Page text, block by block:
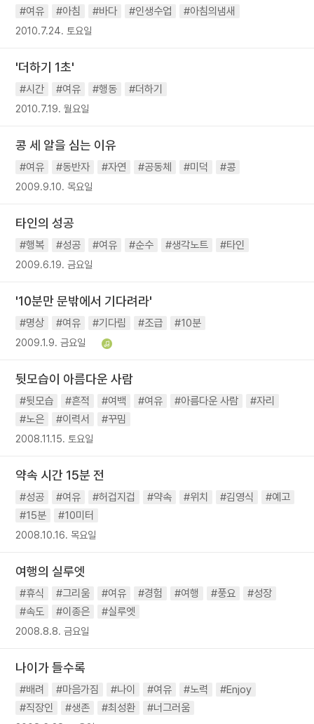
#여유 #아침 #바다 #인생수업 #아침의냄새
2010.7.24. 토요일
'더하기 1초'
#시간 #여유 #행동 #더하기
2010.7.19. 월요일
콩 세 알을 심는 이유
#여유 #동반자 #자연 #공동체 #미덕 #콩
2009.9.10. 목요일
타인의 성공
#행복 #성공 #여유 #순수 #생각노트 #타인
2009.6.19. 금요일
'10분만 문밖에서 기다려라'
#명상 #여유 #기다림 #조급 #10분
2009.1.9. 금요일
뒷모습이 아름다운 사람
#뒷모습 #흔적 #여백 #여유 #아름다운 사람
#자리
#노은
#이력서 #꾸밈
2008.11.15. 토요일
약속 시간 15분 전
#성공 #여유 #허겁지겁 #약속 #위치 #김영식
#예고
#15분
#10미터
2008.10.16. 목요일
여행의 실루엣
#휴식 #그리움 #여유 #경험 #여행 #풍요
#성장
#속도
#이종은 #실루엣
2008.8.8. 금요일
나이가 들수록
#배려 #마음가짐 #나이 #여유 #노력
#Enjoy
#직장인
#생존 #최성환 #너그러움